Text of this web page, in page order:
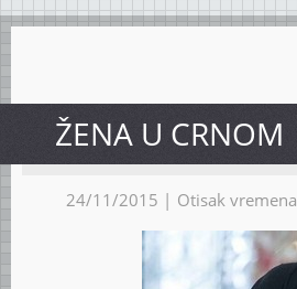
ŽENA U CRNOM
24/11/2015 | Otisak vremena